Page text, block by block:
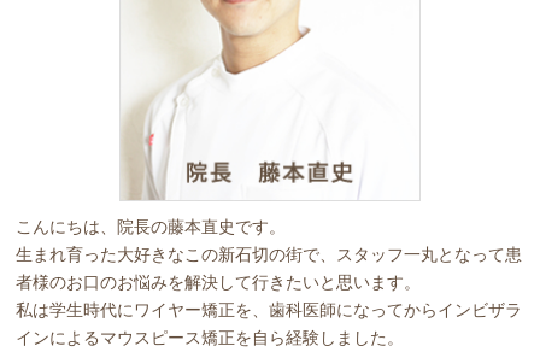
こんにちは、院長の藤本直史です。
生まれ育った大好きなこの新石切の街で、スタッフ一丸となって患
者様のお口のお悩みを解決して行きたいと思います。
私は学生時代にワイヤー矯正を、歯科医師になってからインビザラ
インによるマウスピース矯正を自ら経験しました。